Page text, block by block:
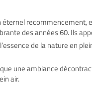
éternel recommencement,
des années 60. Ils
de la nature en
une ambiance
air.